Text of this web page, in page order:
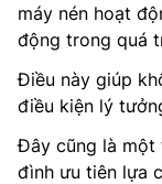
máy nén hoạt
động trong quá
Điều này giúp
điều kiện lý
Đây cũng là một
đình ưu tiên lựa